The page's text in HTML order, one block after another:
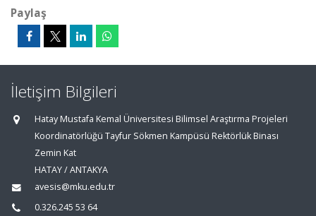
Paylaş
İletişim Bilgileri
Hatay Mustafa Kemal Üniversitesi Bilimsel Araştırma Projeleri
Koordinatörlüğü Tayfur Sökmen Kampüsü Rektörlük Binası
Zemin Kat
HATAY / ANTAKYA
avesis@mku.edu.tr
0.326.245 53 64